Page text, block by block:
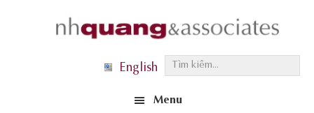
m
English
Menu